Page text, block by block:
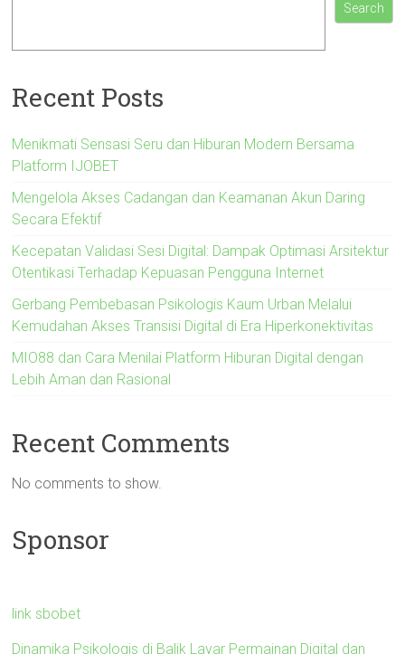
Search
Recent Posts
Menikmati Sensasi Seru dan Hiburan Modern Bersama
Platform IJOBET
Mengelola Akses Cadangan dan Keamanan Akun Daring
Secara Efektif
Kecepatan Validasi Sesi Digital: Dampak Optimasi Arsitektur
Otentikasi Terhadap Kepuasan Pengguna Internet
Gerbang Pembebasan Psikologis Kaum Urban Melalui
Kemudahan Akses Transisi Digital di Era Hiperkonektivitas
MIO88 dan Cara Menilai Platform Hiburan Digital dengan
Lebih Aman dan Rasional
Recent Comments
No comments to show.
Sponsor
link sbobet
Dinamika Psikologis di Balik Layar Permainan Digital dan